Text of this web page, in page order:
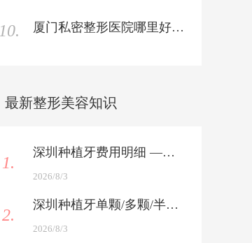
10. 厦门私密整形医院哪里好内部版
最新整形美容知识
1.
深圳种植牙费用明细 —— 植体+服务费全解析
2026/8/3
2.
深圳种植牙单颗/多颗/半口/全口报价 —— 一表看懂
2026/8/3